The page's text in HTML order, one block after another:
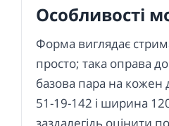
Особливості
Форма виглядає
просто; така оправа
базова пара на
51-19-142 і ширина